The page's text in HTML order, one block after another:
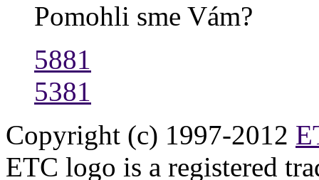
Pomohli sme Vám?
5881
5381
Copyright (c) 1997-2012
ETC logo is a registered